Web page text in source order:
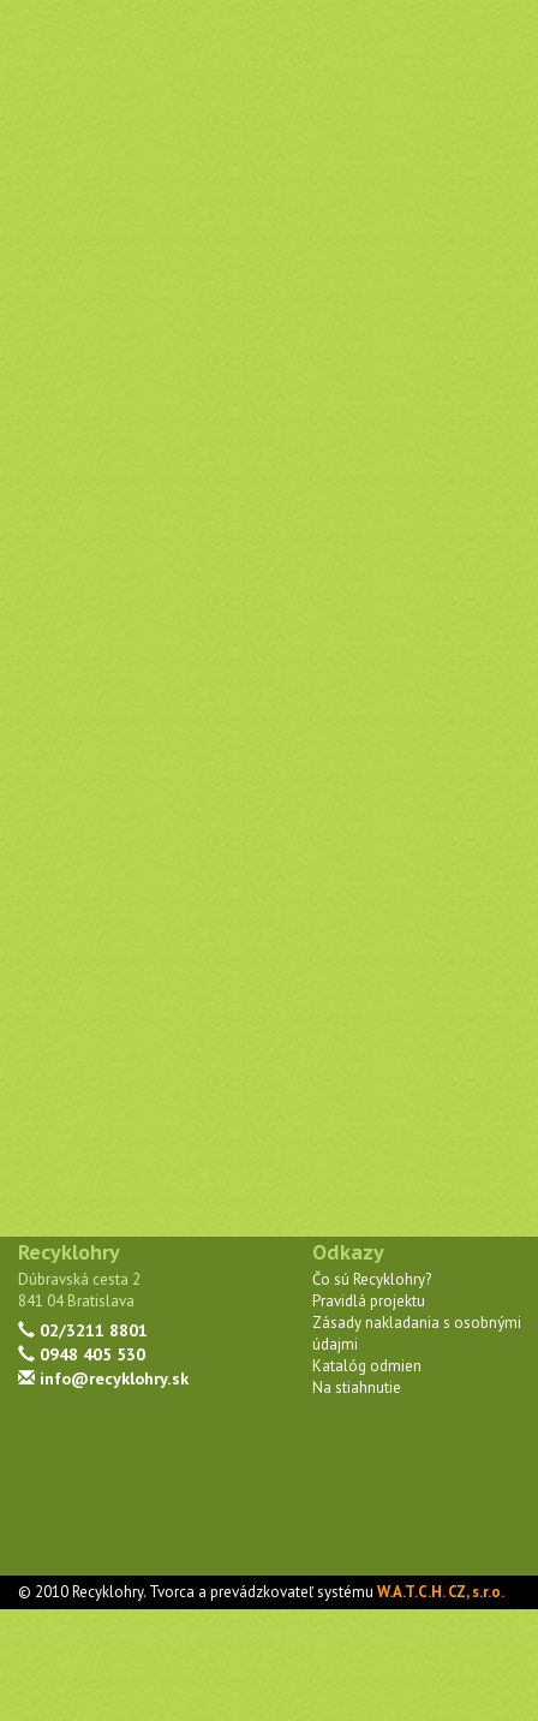
Recyklohry
Dúbravská cesta 2
841 04 Bratislava
02/3211 8801
0948 405 530
info@recyklohry.sk
Odkazy
Čo sú Recyklohry?
Pravidlá projektu
Zásady nakladania s osobnými
údajmi
Katalóg odmien
Na stiahnutie
© 2010 Recyklohry. Tvorca a prevádzkovateľ systémuW.A.T.C.H. CZ, s.r.o.